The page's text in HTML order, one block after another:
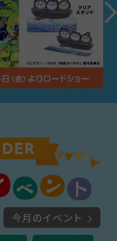
今月のイベント